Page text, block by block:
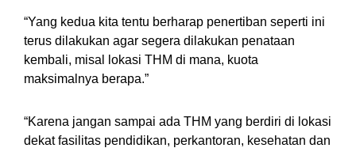
“Yang kedua kita tentu berharap penertiban seperti ini
terus dilakukan agar segera dilakukan penataan
kembali, misal lokasi THM di mana, kuota
maksimalnya berapa.”
“Karena jangan sampai ada THM yang berdiri di lokasi
dekat fasilitas pendidikan, perkantoran, kesehatan dan